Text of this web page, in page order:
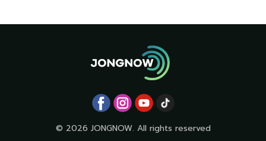
© 2026 JONGNOW. All rights reserved